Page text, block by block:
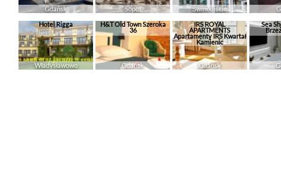
Gdańsk Sopot Świnoujście
Hotel Rigga
Władysławowo
H&T Old Town Szeroka
36
Gdańsk
IRS ROYAL
APARTMENTS
Apartamenty IRS Kwartał
Kamienic
Gdańsk
Sea